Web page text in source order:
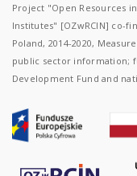
Project "Open Resources
Institutes" [OZwRCIN] co-
Poland, 2014-2020,
public sector information;
Development Fund and